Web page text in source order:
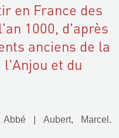
en France des
1000, d'après
anciens de la
l'Anjou et du
Aubert, Marcel.